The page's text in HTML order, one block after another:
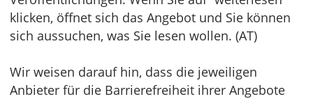
klicken, öffnet sich das Angebot und Sie können
sich aussuchen, was Sie lesen wollen. (AT)
Wir weisen darauf hin, dass die jeweiligen
Anbieter für die Barrierefreiheit ihrer Angebote